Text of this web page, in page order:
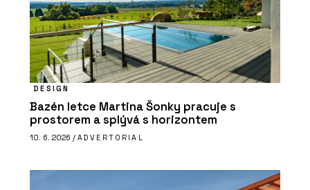
DESIGN
Bazén letce Martina Šonky pracuje s
prostorem a splývá s horizontem
10. 6. 2026 / ADVERTORIAL